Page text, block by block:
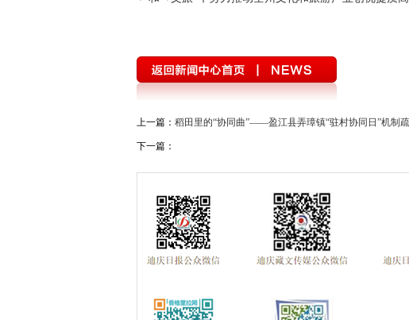
上一篇： 稻田里的“协同曲”——盈江县弄璋镇“驻村协同日”机制
下一篇：